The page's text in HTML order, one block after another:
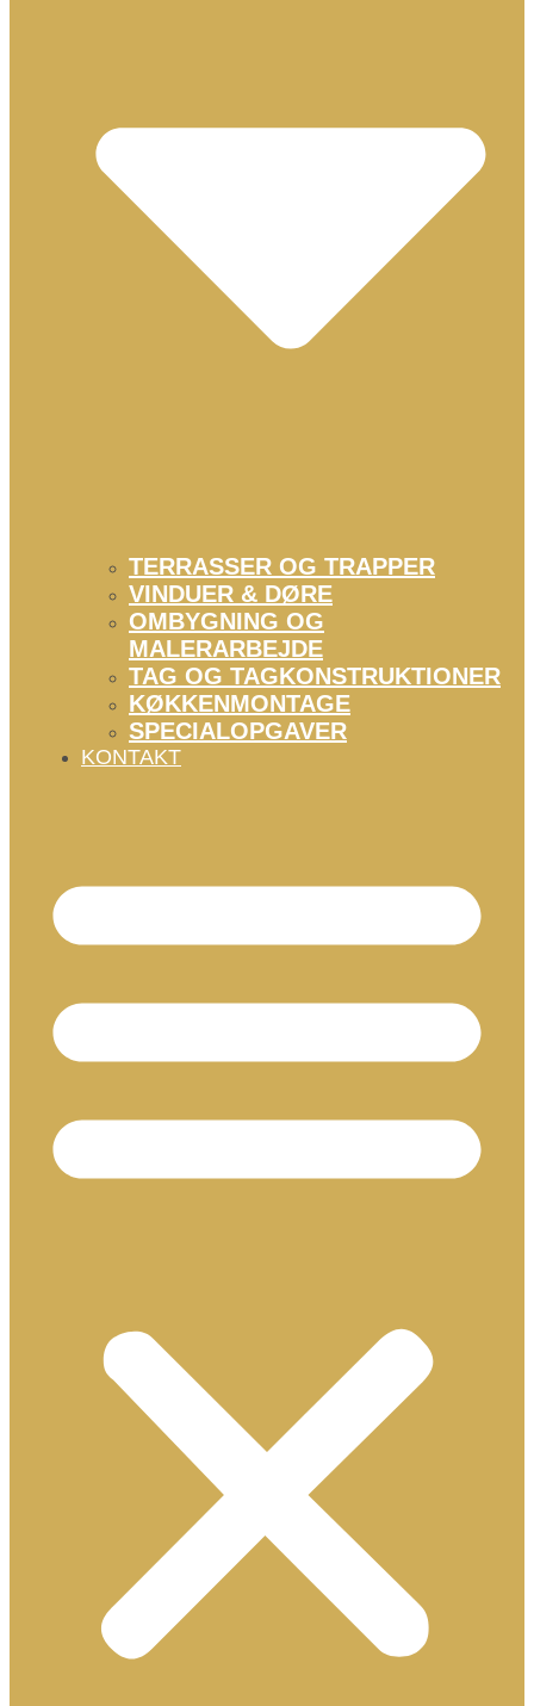
TERRASSER OG TRAPPER
VINDUER & DØRE
OMBYGNING OG
MALERARBEJDE
TAG OG TAGKONSTRUKTIONER
KØKKENMONTAGE
SPECIALOPGAVER
KONTAKT